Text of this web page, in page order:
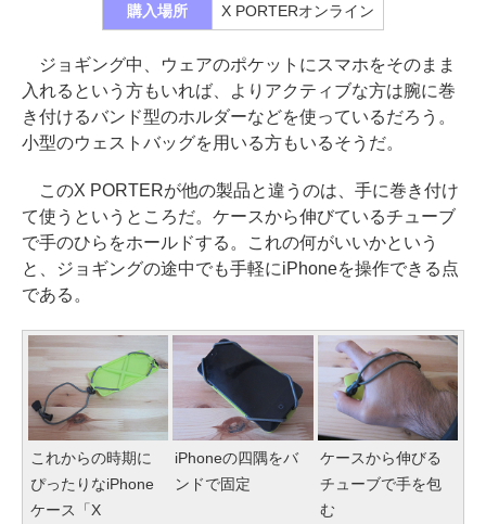
購入場所 X PORTERオンライン
ジョギング中、ウェアのポケットにスマホをそのまま
入れるという方もいれば、よりアクティブな方は腕に巻
き付けるバンド型のホルダーなどを使っているだろう。
小型のウェストバッグを用いる方もいるそうだ。
このX PORTERが他の製品と違うのは、手に巻き付け
て使うというところだ。ケースから伸びているチューブ
で手のひらをホールドする。これの何がいいかという
と、ジョギングの途中でも手軽にiPhoneを操作できる点
である。
これからの時期に
ぴったりなiPhone
ケース「X
iPhoneの四隅をバ
ンドで固定
ケースから伸びる
チューブで手を包
む